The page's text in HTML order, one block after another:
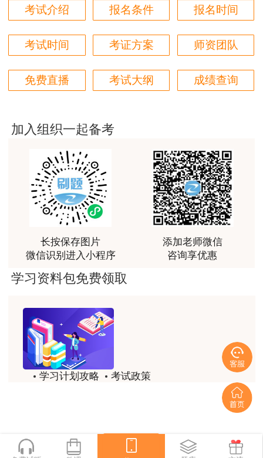
（二）经核验， “辽事通健康码”
“通信大数据行程
情况的，可入场参加考试。
（三）入场时 体温复测仍异常（≥37.3℃）、有干咳等
呼吸道症状、“辽事通健康码”、“通信大数据行程卡”非绿码
城市）旅居史的考生，除提供本人首场考试考前48小时内核
证明或经考点防疫副主考综合研判具备参考条件的方可参加
。
（四）考生有以下情况之一的，不得参加考试
1.仍在隔离治疗期的新冠肺炎确诊病例、疑似病例或无
症状感染者。
2.隔离期未满者以及因属地疫情防控需要被隔离的人
注：重点管控地区来（返）人员一律实施集中隔离医学
观察，隔离期限至来（返）后满14天。其他需要隔离管控的
人员以当地疫情防控部门具体要求为准。
3.考试当天，“辽事通健康码”、“通信大数据行程卡”异
常，经防疫副主考综合研判不具备参考条件的考生。
4.考试当天，不能按上述要求提供规定城市、时限内核
酸检测阴性证明的考生。
林轩老师讲得好，复杂的知识讲的深入浅出，能够听
用户m5****88
全网咨询考试讲课最好的老师，我们同事好几个都是
听他的课过的！
客户回复迅速，热心解答，购买体验很不错。
讲得好
用户m0****66
林老师讲得非常好！
非常好的开学破冰讲义！认真对待，无限可能!
用户c2****r6
用户m1****88
冲着林轩老师过来买的课程，没时间学，就看了冲刺
和重点资料稳稳过
用户m0****66
林轩老师大神，听老师一遍课胜过自学十遍书！
考试介绍 报名条件 报名时间
考试时间 考证方案 师资团队
免费直播 考试大纲 成绩查询
加入组织一起备考
长按保存图片
微信识别进入小程序
添加老师微信
咨询享优惠
学习资料包免费领取
学习计划攻略
考试政策